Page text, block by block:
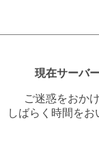
現在サーバ
ご迷惑をおか
しばらく時間を